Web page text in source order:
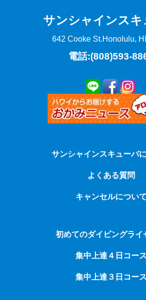
サンシャインスキ
642 Cooke St.Honolulu,
電話:(808)593-
サンシャインスキューバ
よくある質問
キャンセルについて
初めてのダイビングライ
集中上達４日コース
集中上達３日コース